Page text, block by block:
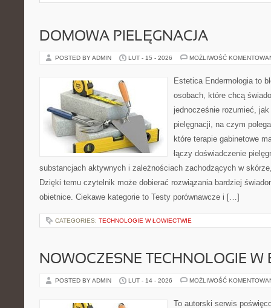
DOMOWA PIELĘGNACJA
POSTED BY ADMIN LUT - 15 - 2026 MOŻLIWOŚĆ
Estetica Endermologia to
osobach, które chcą
jednocześnie rozumieć, jak
pielęgnacji, na czym
które terapie gabinetowe
łączy doświadczenie
substancjach aktywnych i zależnościach zachodzących w
Dzięki temu czytelnik może dobierać rozwiązania bardziej
obietnice. Ciekawe kategorie to Testy porównawcze i […]
CATEGORIES: TECHNOLOGIE W ŁOWIECTWIE
NOWOCZESNE TECHNOLOGIE W
POSTED BY ADMIN LUT - 14 - 2026 MOŻLIWOŚĆ
To autorski serwis